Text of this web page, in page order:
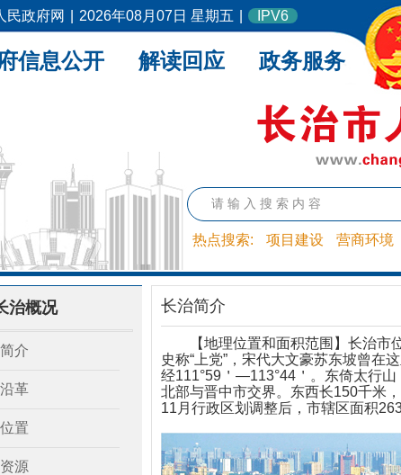
民政府网 2026年08月07日 星期五 IPV6
热点搜索: 项目建设 营商环境
信息公开 解读回应 政务服务
治概况
介
革
置
源
长治简介
【地理位置和面积范围】 长治市
史称“上党”，宋代大文豪苏东坡曾在
经111°59＇—113°44＇。东倚太行山
北部与晋中市交界。东西长150千米
11月行政区划调整后，市辖区面积